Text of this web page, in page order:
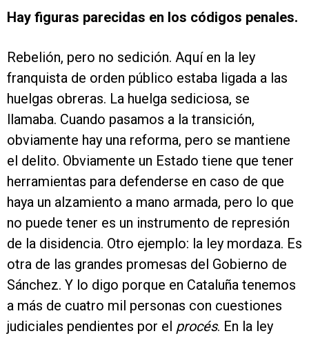
Hay figuras parecidas en los códigos penales.
Rebelión, pero no sedición. Aquí en la ley
franquista de orden público estaba ligada a las
huelgas obreras. La huelga sediciosa, se
llamaba. Cuando pasamos a la transición,
obviamente hay una reforma, pero se mantiene
el delito. Obviamente un Estado tiene que tener
herramientas para defenderse en caso de que
haya un alzamiento a mano armada, pero lo que
no puede tener es un instrumento de represión
de la disidencia. Otro ejemplo: la ley mordaza. Es
otra de las grandes promesas del Gobierno de
Sánchez. Y lo digo porque en Cataluña tenemos
a más de cuatro mil personas con cuestiones
judiciales pendientes por el procés. En la ley